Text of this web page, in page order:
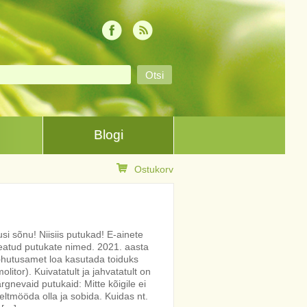
Blogi
Ostukorv
sõnu! Niisiis putukad! E-ainete
putukate nimed. 2021. aasta
loa kasutada toiduks
Kuivatatult ja jahvatatult on
putukaid: Mitte kõigile ei
olla ja sobida. Kuidas nt.